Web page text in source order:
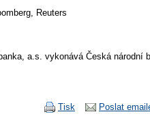
Reuters
a.s. vykonává Česká národní
Poslat
Tisk